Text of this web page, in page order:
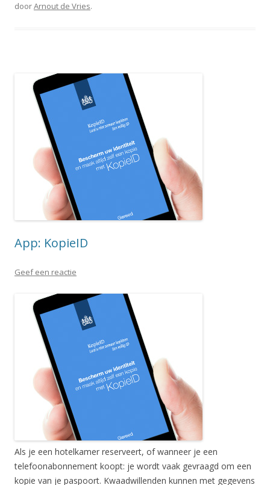
doorArnout de Vries.
App: KopieID
Geef een reactie
Als je een hotelkamer reserveert, of wanneer je een
telefoonabonnement koopt: je wordt vaak gevraagd om een
kopie van je paspoort. Kwaadwillenden kunnen met gegevens